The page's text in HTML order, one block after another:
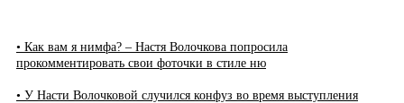
• Как вам я нимфа? – Настя Волочкова попросила
прокомментировать свои фоточки в стиле ню
• У Насти Волочковой случился конфуз во время выступления